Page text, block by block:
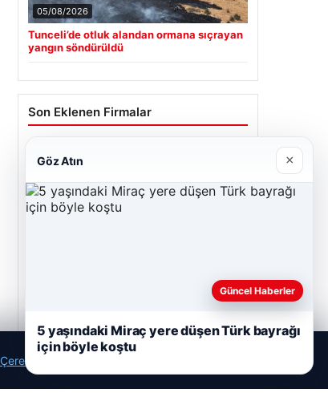
05/08/2026
Tunceli’de otluk alandan ormana sıçrayan
yangın söndürüldü
Son Eklenen Firmalar
Enes Kaplan Avukatlık Bürosu
28/04/2026
Çerez Politikamız
Göz Atın ×
Güncel Haberler
5 yaşındaki Miraç yere düşen Türk bayrağı
için böyle koştu